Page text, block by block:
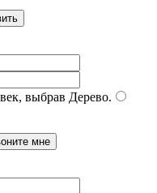
выбрав Дерево.